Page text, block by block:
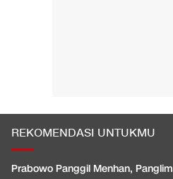
REKOMENDASI UNTUKMU
Prabowo Panggil Menhan,